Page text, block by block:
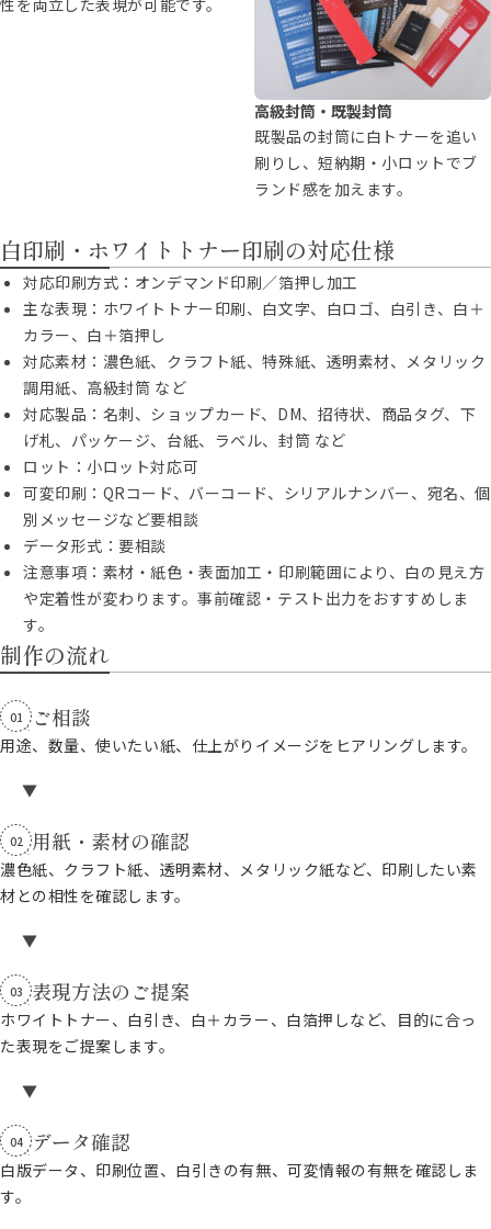
性を両立した表現が可能です。
高級封筒・既製封筒
既製品の封筒に白トナーを追い
刷りし、短納期・小ロットでブ
ランド感を加えます。
白印刷・ホワイトトナー印刷の対応仕様
対応印刷方式：オンデマンド印刷／箔押し加工
主な表現：ホワイトトナー印刷、白文字、白ロゴ、白引き、白＋
カラー、白＋箔押し
対応素材：濃色紙、クラフト紙、特殊紙、透明素材、メタリック
調用紙、高級封筒 など
対応製品：名刺、ショップカード、DM、招待状、商品タグ、下
げ札、パッケージ、台紙、ラベル、封筒 など
ロット：小ロット対応可
可変印刷：QRコード、バーコード、シリアルナンバー、宛名、個
別メッセージなど要相談
データ形式：要相談
注意事項：素材・紙色・表面加工・印刷範囲により、白の見え方
や定着性が変わります。事前確認・テスト出力をおすすめしま
す。
制作の流れ
01 ご相談
用途、数量、使いたい紙、仕上がりイメージをヒアリングします。
02 用紙・素材の確認
濃色紙、クラフト紙、透明素材、メタリック紙など、印刷したい素
材との相性を確認します。
03 表現方法のご提案
ホワイトトナー、白引き、白＋カラー、白箔押しなど、目的に合っ
た表現をご提案します。
04 データ確認
白版データ、印刷位置、白引きの有無、可変情報の有無を確認しま
す。